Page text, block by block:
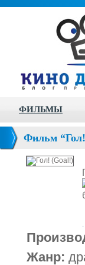
ФИЛЬМЫ
Фильм
Жанр: